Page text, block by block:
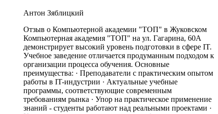
Антон Зяблицкий
Отзыв о Компьютерной академии "ТОП" в Жуковском
Компьютерная академия "ТОП" на ул. Гагарина, 60А
демонстрирует высокий уровень подготовки в сфере IT.
Учебное заведение отличается продуманным подходом к
организации процесса обучения. Основные
преимущества: · Преподаватели с практическим опытом
работы в IT-индустрии · Актуальные учебные
программы, соответствующие современным
требованиям рынка · Упор на практическое применение
знаний - студенты работают над реальными проектами ·